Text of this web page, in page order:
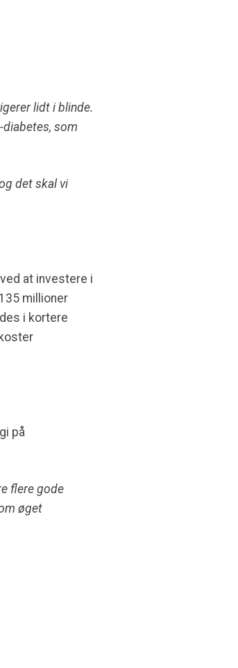
lidt i blinde.
som
det skal vi
at investere i
millioner
i kortere
på
flere gode
øget